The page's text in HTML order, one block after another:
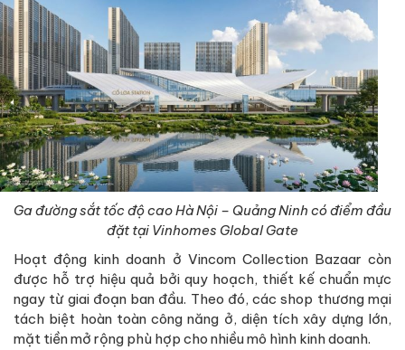
Ga đường sắt tốc độ cao Hà Nội – Quảng Ninh có điểm đầu
đặt tại Vinhomes Global Gate
Hoạt động kinh doanh ở Vincom Collection Bazaar còn
được hỗ trợ hiệu quả bởi quy hoạch, thiết kế chuẩn mực
ngay từ giai đoạn ban đầu. Theo đó, các shop thương mại
tách biệt hoàn toàn công năng ở, diện tích xây dựng lớn,
mặt tiền mở rộng phù hợp cho nhiều mô hình kinh doanh.